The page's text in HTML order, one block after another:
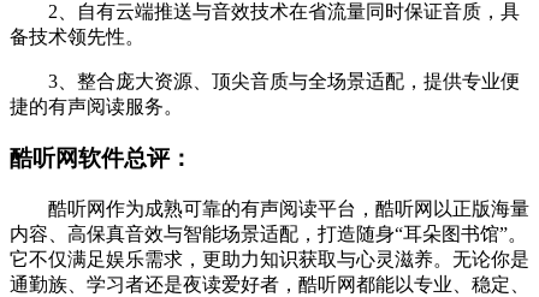
2、自有云端推送与音效技术在省流量同时保证音质，具
备技术领先性。
3、整合庞大资源、顶尖音质与全场景适配，提供专业便
捷的有声阅读服务。
酷听网软件总评：
酷听网作为成熟可靠的有声阅读平台，酷听网以正版海量
内容、高保真音效与智能场景适配，打造随身“耳朵图书馆”。
它不仅满足娱乐需求，更助力知识获取与心灵滋养。无论你是
通勤族、学习者还是夜读爱好者，酷听网都能以专业、稳定、